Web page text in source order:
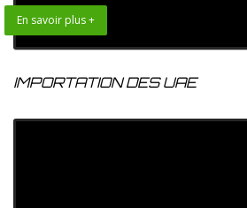
En savoir plus +
IMPORTATION DES UAE